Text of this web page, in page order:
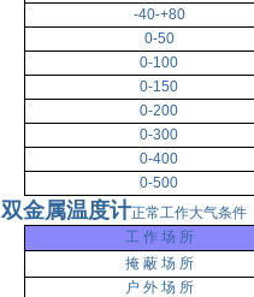
-40-+80
0-50
0-100
0-150
0-200
0-300
0-400
0-500
双金属温度计正常工作大气条件
工 作 场 所
掩 蔽 场 所
户 外 场 所